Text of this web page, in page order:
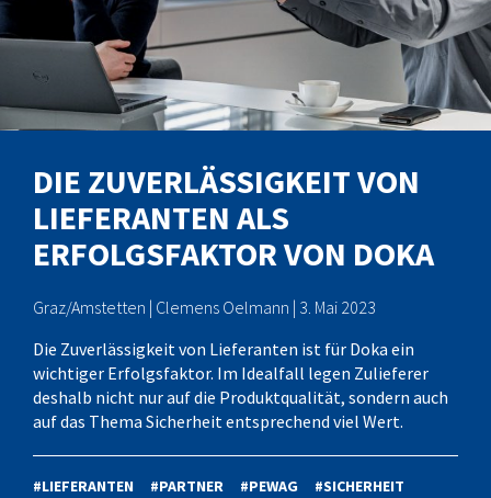
DIE ZUVERLÄSSIGKEIT VON
LIEFERANTEN ALS
ERFOLGSFAKTOR VON DOKA
Graz/Amstetten | Clemens Oelmann | 3. Mai 2023
Die Zuverlässigkeit von Lieferanten ist für Doka ein
wichtiger Erfolgsfaktor. Im Idealfall legen Zulieferer
deshalb nicht nur auf die Produktqualität, sondern auch
auf das Thema Sicherheit entsprechend viel Wert.
#LIEFERANTEN #PARTNER #PEWAG #SICHERHEIT